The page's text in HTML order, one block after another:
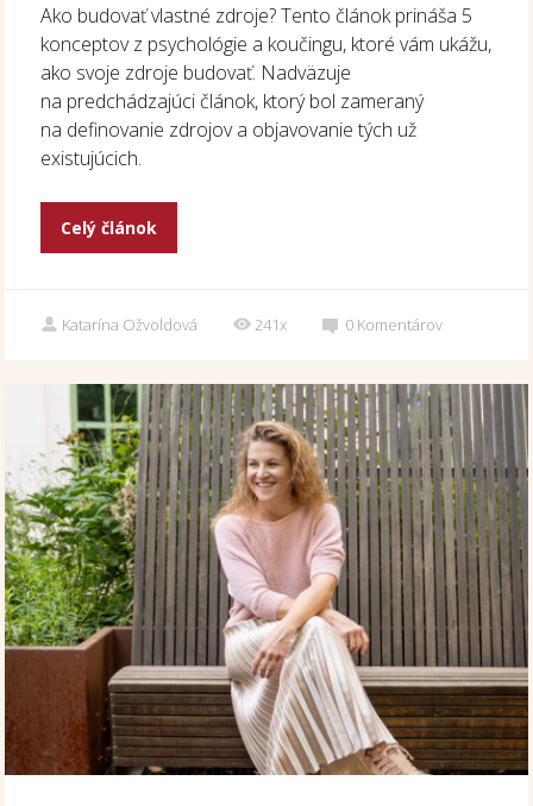
Ako budovať vlastné zdroje? Tento článok prináša 5
konceptov z psychológie a koučingu, ktoré vám ukážu,
ako svoje zdroje budovať. Nadväzuje
na predchádzajúci článok, ktorý bol zameraný
na definovanie zdrojov a objavovanie tých už
existujúcich.
Celý článok
Katarína Ožvoldová 241x 0 Komentárov